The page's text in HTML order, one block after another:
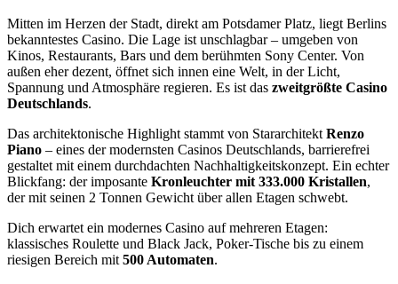
Mitten im Herzen der Stadt, direkt am Potsdamer Platz, liegt Berlins
bekanntestes Casino. Die Lage ist unschlagbar – umgeben von
Kinos, Restaurants, Bars und dem berühmten Sony Center. Von
außen eher dezent, öffnet sich innen eine Welt, in der Licht,
Spannung und Atmosphäre regieren. Es ist das zweitgrößte Casino
Deutschlands.
Das architektonische Highlight stammt von Stararchitekt Renzo
Piano – eines der modernsten Casinos Deutschlands, barrierefrei
gestaltet mit einem durchdachten Nachhaltigkeitskonzept. Ein echter
Blickfang: der imposante Kronleuchter mit 333.000 Kristallen,
der mit seinen 2 Tonnen Gewicht über allen Etagen schwebt.
Dich erwartet ein modernes Casino auf mehreren Etagen:
klassisches Roulette und Black Jack, Poker-Tische bis zu einem
riesigen Bereich mit 500 Automaten.